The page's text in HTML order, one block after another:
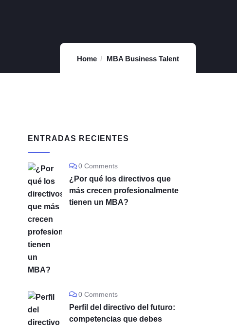
Home MBA Business Talent
ENTRADAS RECIENTES
0 Comments
¿Por qué los directivos que
más crecen profesionalmente
tienen un MBA?
0 Comments
Perfil del directivo del futuro:
competencias que debes